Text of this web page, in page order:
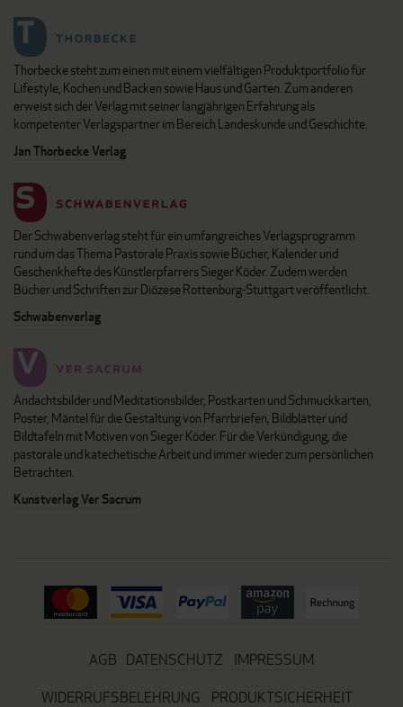
Thorbecke steht zum einen mit einem vielfältigen Produktportfolio für
Lifestyle, Kochen und Backen sowie Haus und Garten. Zum anderen
erweist sich der Verlag mit seiner langjährigen Erfahrung als
kompetenter Verlagspartner im Bereich Landeskunde und Geschichte.
Jan Thorbecke Verlag
Der Schwabenverlag steht für ein umfangreiches Verlagsprogramm
rund um das Thema Pastorale Praxis sowie Bücher, Kalender und
Geschenkhefte des Künstlerpfarrers Sieger Köder. Zudem werden
Bücher und Schriften zur Diözese Rottenburg-Stuttgart veröffentlicht.
Schwabenverlag
Andachtsbilder und Meditationsbilder, Postkarten und Schmuckkarten,
Poster, Mäntel für die Gestaltung von Pfarrbriefen, Bildblätter und
Bildtafeln mit Motiven von Sieger Köder. Für die Verkündigung, die
pastorale und katechetische Arbeit und immer wieder zum persönlichen
Betrachten.
Kunstverlag Ver Sacrum
AGB DATENSCHUTZ
IMPRESSUM
WIDERRUFSBELEHRUNG
PRODUKTSICHERHEIT